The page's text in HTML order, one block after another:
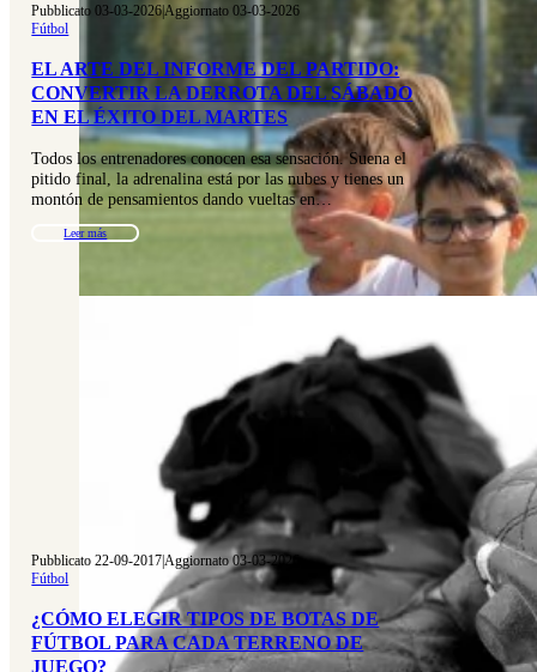
Pubblicato 03-03-2026|Aggiornato 03-03-2026
Fútbol
EL ARTE DEL INFORME DEL PARTIDO:
CONVERTIR LA DERROTA DEL SÁBADO
EN EL ÉXITO DEL MARTES
Todos los entrenadores conocen esa sensación. Suena el
pitido final, la adrenalina está por las nubes y tienes un
montón de pensamientos dando vueltas en…
Leer más
Pubblicato 22-09-2017|Aggiornato 03-03-2026
Fútbol
¿CÓMO ELEGIR TIPOS DE BOTAS DE
FÚTBOL PARA CADA TERRENO DE
JUEGO?